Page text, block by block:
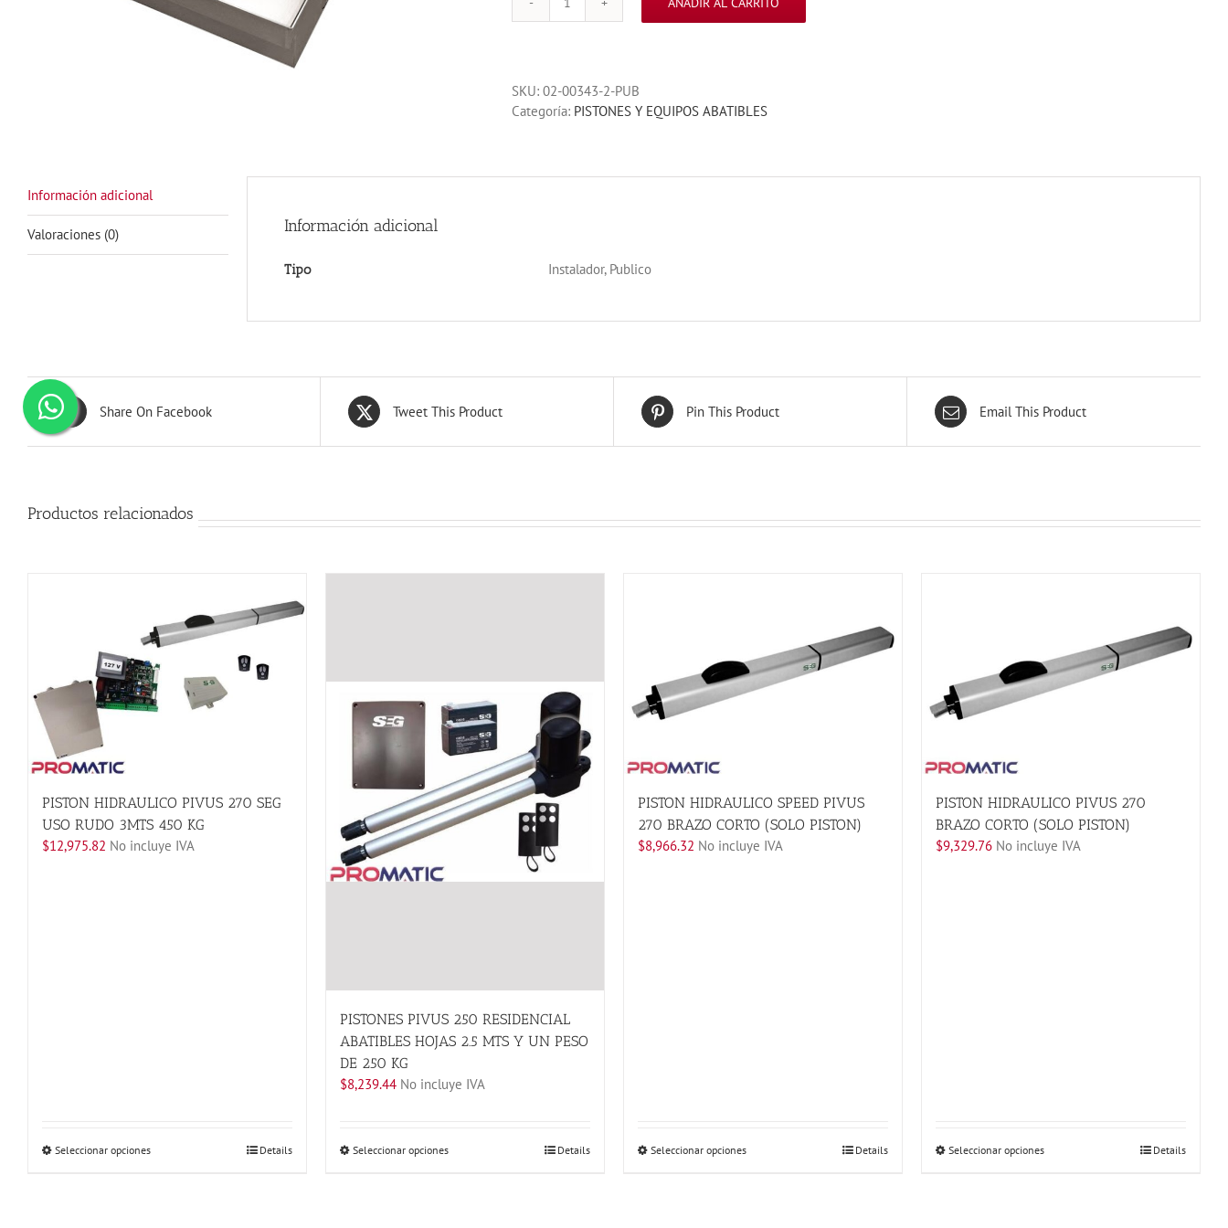
KIT
1HOJA
1000K
SKU: 02-00343-2-PUB
Categoría: PISTONES Y EQUIPOS ABATIBLES
Información adicional
Valoraciones (0) Información adicional
Tipo Instalador, Publico
Share On Facebook Tweet This Product Pin This Product Email This Product
Productos relacionados
PISTON HIDRAULICO PIVUS 270 SEG
USO RUDO 3MTS 450 KG
$12,975.82 No incluye IVA
Seleccionar opcionesEste
Details
PISTONES PIVUS 250 RESIDENCIAL
ABATIBLES HOJAS 2.5 MTS Y UN PESO
DE 250 KG
$8,239.44 No incluye IVA
Seleccionar opcionesEste
Details
PISTON HIDRAULICO SPEED PIVUS
270 BRAZO CORTO (SOLO PISTON)
$8,966.32 No incluye IVA
Seleccionar opcionesEste
Details
PISTON HIDRAULICO PIVUS 270
BRAZO CORTO (SOLO PISTON)
$9,329.76 No incluye IVA
Seleccionar opcionesEste
Details